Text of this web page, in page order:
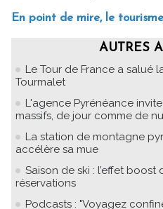
En point de mire, le
AUTRES
Le Tour de France a salué
Tourmalet
L'agence Pyrénéance
massifs, de jour comme de
La station de montagne
accélère sa mue
Saison de ski : l’effet boost
réservations
Podcasts : "Voyagez